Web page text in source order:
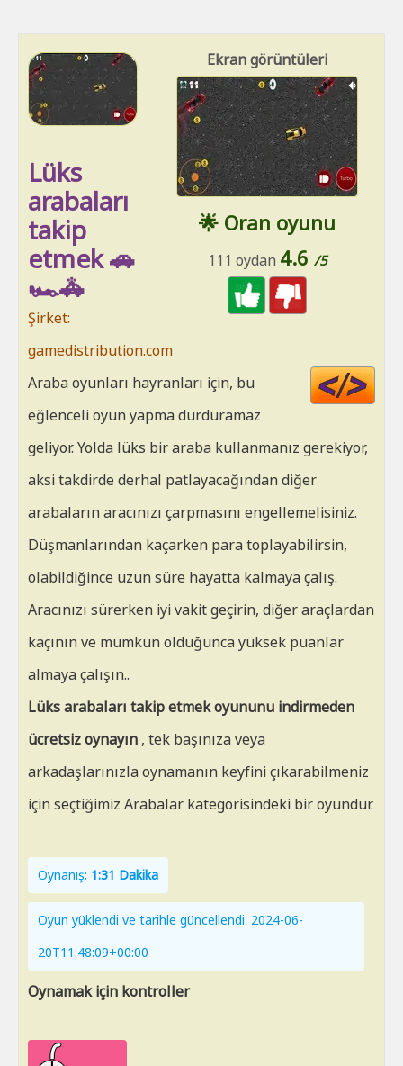
Ekran görüntüleri
🌟 Oran oyunu
111 oydan 4.6 /5
Lüks
arabaları
takip
etmek 🚗
🏎🚓
Şirket:
gamedistribution.com
Araba oyunları hayranları için, bu
eğlenceli oyun yapma durduramaz
geliyor. Yolda lüks bir araba kullanmanız gerekiyor,
aksi takdirde derhal patlayacağından diğer
arabaların aracınızı çarpmasını engellemelisiniz.
Düşmanlarından kaçarken para toplayabilirsin,
olabildiğince uzun süre hayatta kalmaya çalış.
Aracınızı sürerken iyi vakit geçirin, diğer araçlardan
kaçının ve mümkün olduğunca yüksek puanlar
almaya çalışın..
Lüks arabaları takip etmek oyununu indirmeden
ücretsiz oynayın , tek başınıza veya
arkadaşlarınızla oynamanın keyfini çıkarabilmeniz
için seçtiğimiz Arabalar kategorisindeki bir oyundur.
Oynanış: 1:31 Dakika
Oyun yüklendi ve tarihle güncellendi: 2024-06-
20T11:48:09+00:00
Oynamak için kontroller